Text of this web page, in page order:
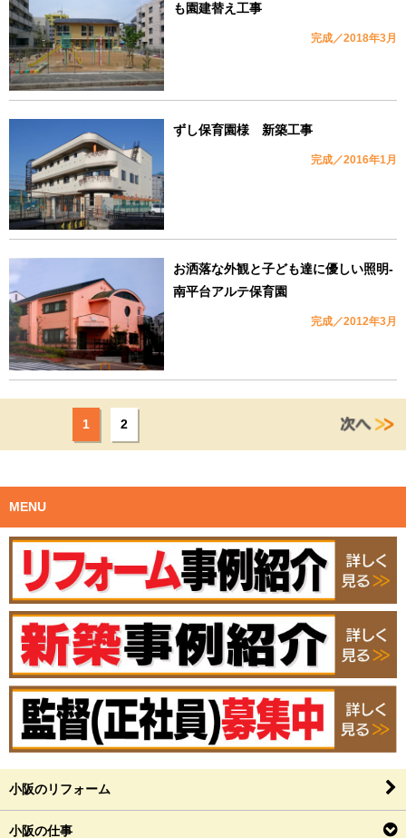
も園建替え工事
完成／2018年3月
ずし保育園様 新築工事
完成／2016年1月
お洒落な外観と子ども達に優しい照明-
南平台アルテ保育園
完成／2012年3月
1 2
MENU
小阪のリフォーム
小阪の仕事